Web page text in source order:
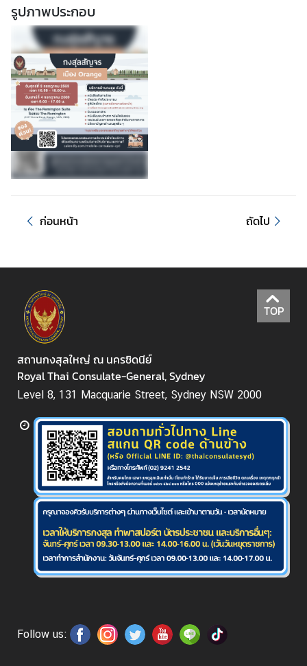
/
กิ
จ
ก
ร
ร
ม
/
ป
ะ
ก
ว
ล
า
บ
ริ
ก
า
/
ยุ
ด
ต่
อ
:
รูปภาพประกอบ
ก่อนหน้า ถัดไป
TOP
สถานกงสุลใหญ่ ณ นครซิดนีย์
Royal Thai Consulate-General, Sydney
Level 8, 131 Macquarie Street, Sydney NSW 2000
Follow us: